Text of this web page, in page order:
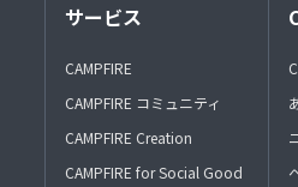
サービス
CAMPFIRE
CAMPFIRE コミュニティ
CAMPFIRE Creation
CAMPFIRE for Social Good